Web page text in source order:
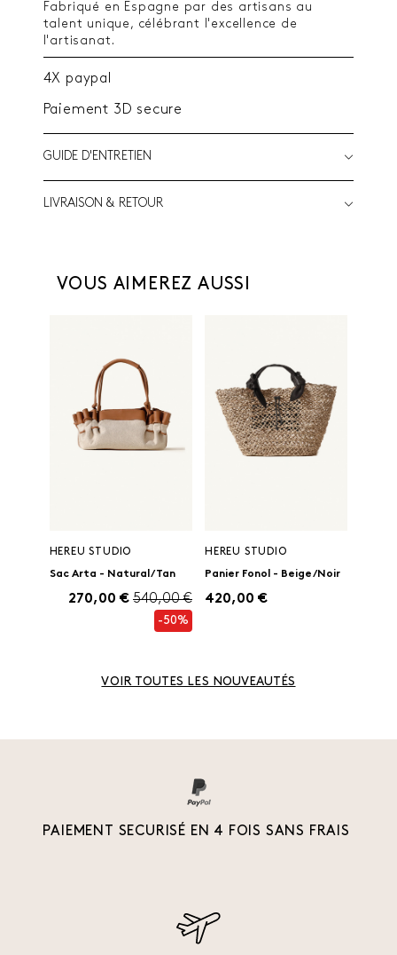
Fabriqué en Espagne par des artisans au
talent unique, célébrant l'excellence de
l'artisanat.
4X paypal
Paiement 3D secure
GUIDE D'ENTRETIEN
LIVRAISON & RETOUR
VOUS AIMEREZ AUSSI
HEREU STUDIO
Sac Arta - Natural/Tan
270,00 € 540,00 €
-50%
HEREU STUDIO
Panier Fonol - Beige/Noir
420,00 €
VOIR TOUTES LES NOUVEAUTÉS
PAIEMENT SECURISÉ EN 4 FOIS SANS FRAIS